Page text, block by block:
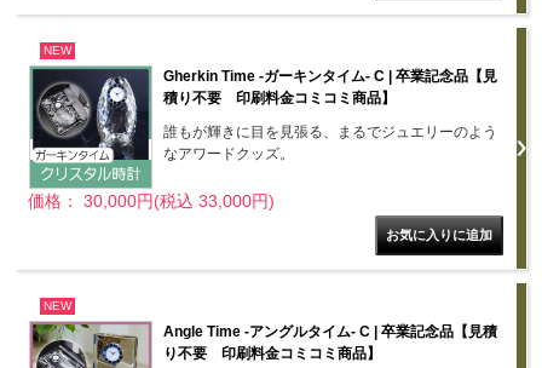
NEW
Gherkin Time -ガーキンタイム- C | 卒業記念品【見
積り不要 印刷料金コミコミ商品】
誰もが輝きに目を見張る、まるでジュエリーのよう
なアワードクッズ。
価格： 30,000円(税込 33,000円)
NEW
Angle Time -アングルタイム- C | 卒業記念品【見積
り不要 印刷料金コミコミ商品】